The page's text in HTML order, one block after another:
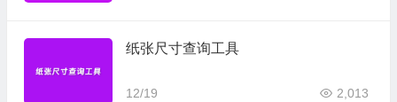
纸张尺寸查询工具
12/19 2,013